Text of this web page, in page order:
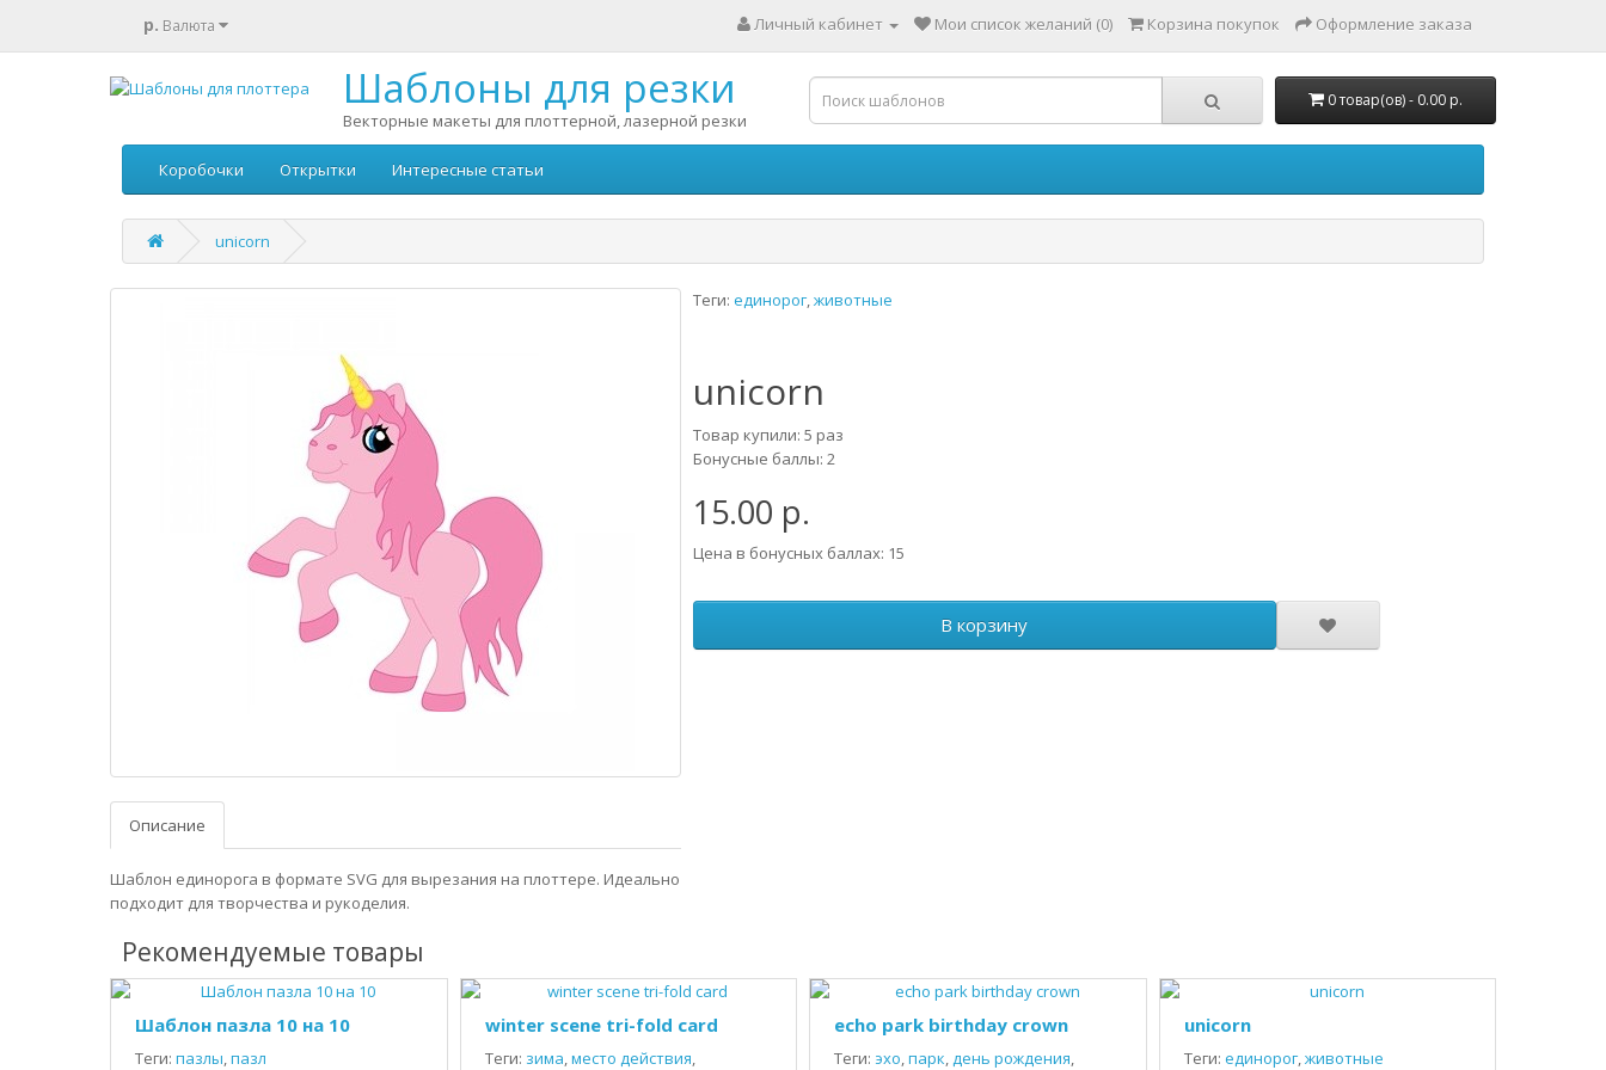
р. Валюта Личный кабинет Мои список желаний (0) Корзина покупок Оформление заказа
Шаблоны для резки
Векторные макеты для плоттерной, лазерной резки
0 товар(ов) - 0.00 р.
Коробочки Открытки Интересные статьи
unicorn
Описание
Шаблон единорога в формате SVG для вырезания на плоттере. Идеально
подходит для творчества и рукоделия.
Теги: единорог,животные
unicorn
Товар купили: 5 раз
Бонусные баллы: 2
15.00 р.
Цена в бонусных баллах: 15
В корзину
Рекомендуемые товары
Шаблон пазла 10 на 10
Теги: пазлы,пазл
winter scene tri-fold card
Теги: зима,место действия,
echo park birthday crown
Теги: эхо,парк,день рождения,
unicorn
Теги: единорог,животные